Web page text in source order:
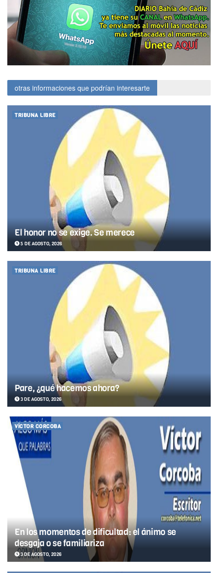
otras informaciones que podrían interesarte
TRIBUNA LIBRE
El honor no se exige. Se merece
5 DE AGOSTO, 2026
TRIBUNA LIBRE
Pare, ¿qué hacemos ahora?
3 DE AGOSTO, 2026
VÍCTOR CORCOBA
En los momentos de dificultad: el ánimo se
desgaja o se familiariza
3 DE AGOSTO, 2026